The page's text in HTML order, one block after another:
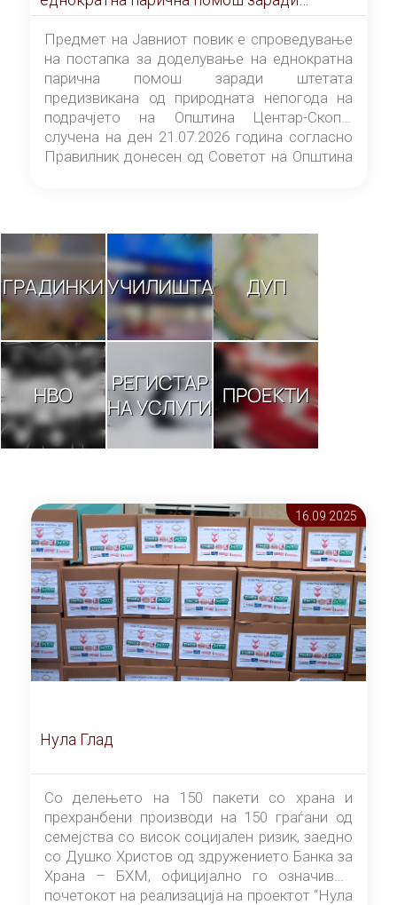
штетата предизвикана од природната
непогода на подрачјето на Општина
Центар-Скопје случена на ден 21.07.2026
година
Предмет на Јавниот повик е спроведување
на постапка за доделување на еднократна
парична помош заради штетата
предизвикана од природната непогода на
подрачјето на Општина Центар-Скопје
случена на ден 21.07.2026 година согласно
Правилник донесен од Советот на Општина
ГРАДИНКИУЧИЛИШТА ДУП
НВО
РЕГИСТАР
НА УСЛУГИ ПРОЕКТИ
16.09 2025
Нула Глад
Со делењето на 150 пакети со храна и
прехранбени производи на 150 граѓани од
семејства со висок социјален ризик, заедно
со Душко Христов од здружението Банка за
Храна – БХМ, официјално го означивме
почетокот на реализација на проектот “Нула